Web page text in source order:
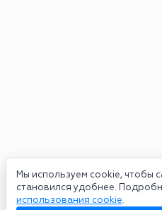
Мы используем cookie, чтобы
становился удобнее.
использования cookie.